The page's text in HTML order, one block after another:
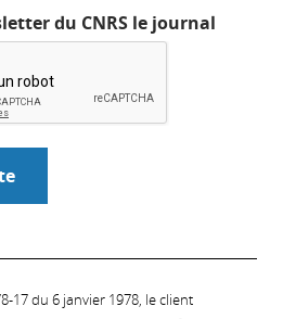
du CNRS le journal
17 du 6 janvier 1978, le client